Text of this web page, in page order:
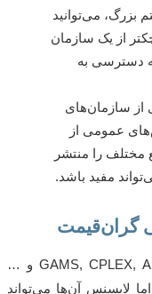
می‌توانید
یک سازمان
به
عمومی از
را منتشر
مفید باشد.
نرم‌افزارهایی مانند GAMS, CPLEX, Arena, Rockwell Arena و …
آن‌ها می‌تواند